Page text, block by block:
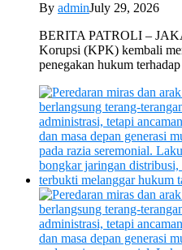
By adminJuly 29, 2026
BERITA PATROLI –
Korupsi (KPK) kembali
penegakan hukum